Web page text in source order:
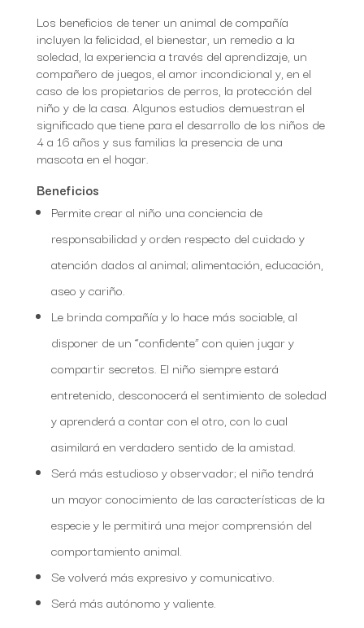
Los beneficios de tener un animal de compañía
incluyen la felicidad, el bienestar, un remedio a la
soledad, la experiencia a través del aprendizaje, un
compañero de juegos, el amor incondicional y, en el
caso de los propietarios de perros, la protección del
niño y de la casa. Algunos estudios demuestran el
significado que tiene para el desarrollo de los niños de
4 a 16 años y sus familias la presencia de una
mascota en el hogar.
Beneficios
Permite crear al niño una conciencia de
responsabilidad y orden respecto del cuidado y
atención dados al animal; alimentación, educación,
aseo y cariño.
Le brinda compañía y lo hace más sociable, al
disponer de un “confidente” con quien jugar y
compartir secretos. El niño siempre estará
entretenido, desconocerá el sentimiento de soledad
y aprenderá a contar con el otro, con lo cual
asimilará en verdadero sentido de la amistad.
Será más estudioso y observador; el niño tendrá
un mayor conocimiento de las características de la
especie y le permitirá una mejor comprensión del
comportamiento animal.
Se volverá más expresivo y comunicativo.
Será más autónomo y valiente.